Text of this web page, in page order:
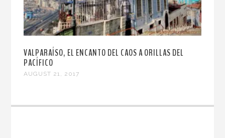
VALPARAÍSO, EL ENCANTO DEL CAOS A ORILLAS DEL
PACÍFICO
AUGUST 21, 2017